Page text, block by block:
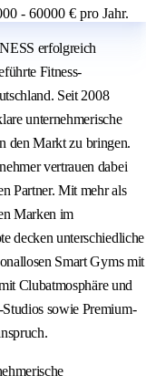
- 60000 € pro Jahr.
erfolgreich
Fitness-
Seit 2008
unternehmerische
den Markt zu bringen.
vertrauen dabei
Partner. Mit mehr als
Marken im
decken unterschiedliche
Smart Gyms mit
Clubatmosphäre und
sowie Premium-